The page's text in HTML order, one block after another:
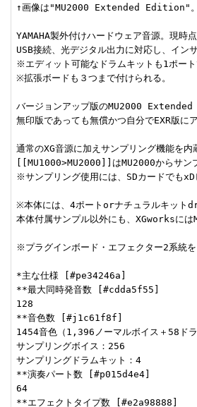
↑画像は"MU2000 Extended Edition"
YAMAHA製外付けハードウェア音源。現
USB接続、光デジタル出力に対応し、イン
※エディット可能なドラムキットも1ポー
※拡張ボードも３つまで付けられる。
バージョンアップ版のMU2000
無印版であっても無償かつ自分でEXR版
通常のXG音源に加えサンプリング機能を
[[MU1000>MU2000]]はMU2000からサン
※サンプリング使用には、SDカードでも
※本体には、4ポートorナチュラルキッ
本体付属サンプル以外にも、XGworksに
※プラグインボード・エフェクター2系統
*主な仕様 [#pe34246a]
**最大同時発音数 [#cdda5f55]
128
**音色数 [#j1c61f8f]
1454音色（1,396ノーマルボイス＋58ド
サンプリングボイス：256
サンプリングドラムキット：4
**演奏パート数 [#p015d4e4]
64
**エフェクトタイプ数 [#e2a98888]